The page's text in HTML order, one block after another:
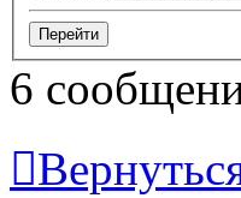
6